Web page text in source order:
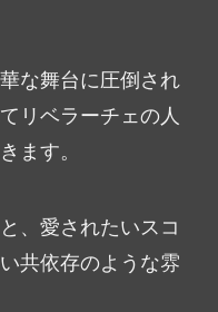
な舞台に圧倒され
リベラーチェの人
ます。
、愛されたいスコ
共依存のような雰